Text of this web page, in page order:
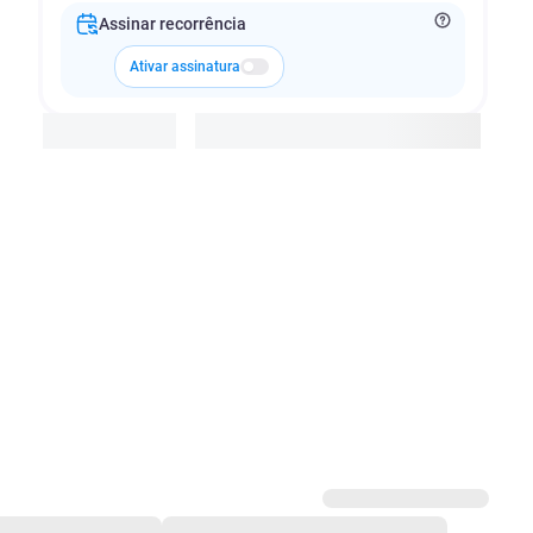
Assinar recorrência
Ativar assinatura